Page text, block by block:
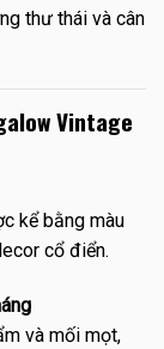
thư thái và cân
Vintage
kể bằng màu
cổ điển.
và mối mọt,